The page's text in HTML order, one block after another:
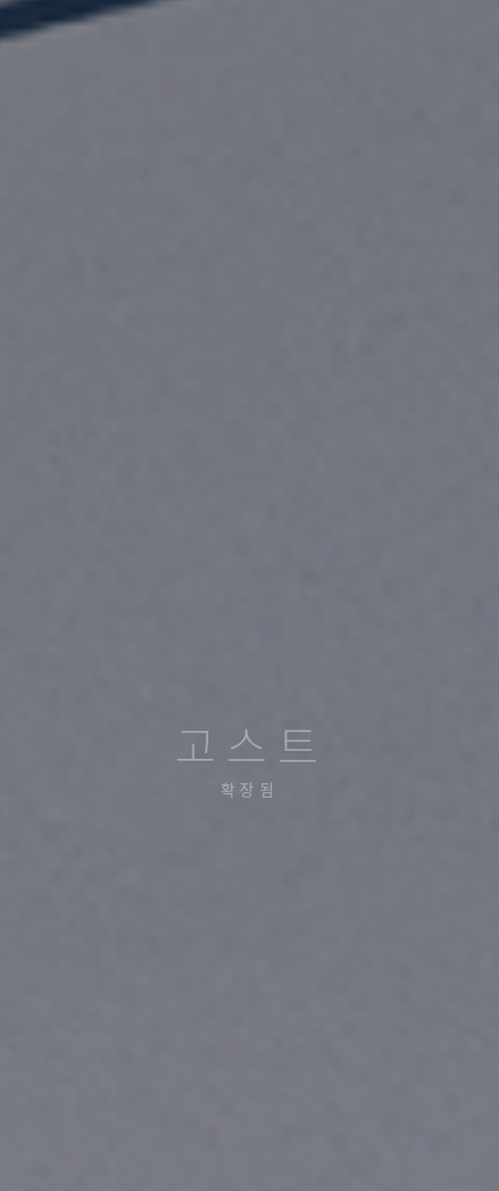
고스트
확장됨